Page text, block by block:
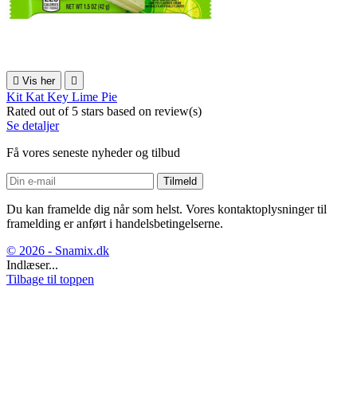
 Vis her 
Kit Kat Key Lime Pie
Rated out of 5 stars based on review(s)
Se detaljer
Få vores seneste nyheder og tilbud
Du kan framelde dig når som helst. Vores kontaktoplysninger til
framelding er anført i handelsbetingelserne.
© 2026 - Snamix.dk
Indlæser...
Tilbage til toppen